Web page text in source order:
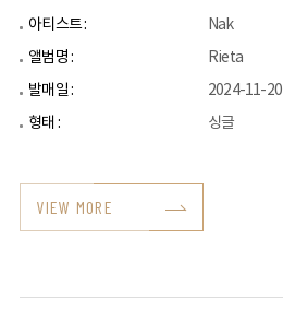
아티스트 :
Nak
앨범명 :
Rieta
발매일 :
2024-11-20
형태 :
싱글
VIEW MORE